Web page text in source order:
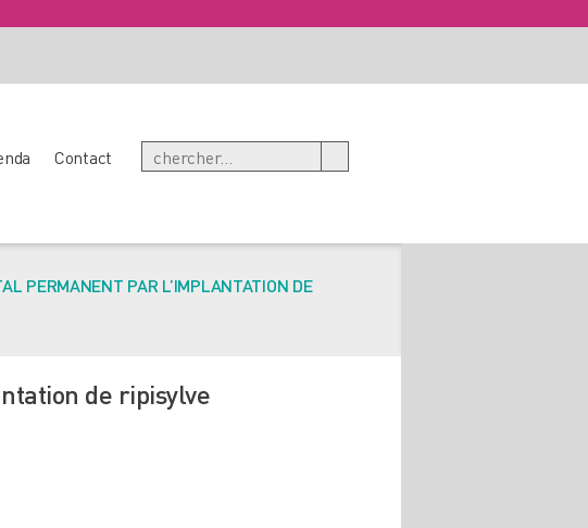
Contact
PERMANENT PAR L’IMPLANTATION DE
de ripisylve